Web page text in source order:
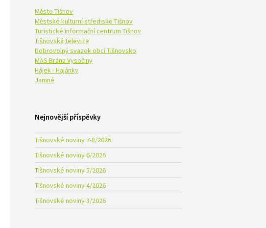
Město Tišnov
Městské kulturní středisko Tišnov
Turistické informační centrum Tišnov
Tišnovská televize
Dobrovolný svazek obcí Tišnovsko
MAS Brána Vysočiny
Hájek - Hajánky
Jamné
Nejnovější příspěvky
Tišnovské noviny 7-8/2026
Tišnovské noviny 6/2026
Tišnovské noviny 5/2026
Tišnovské noviny 4/2026
Tišnovské noviny 3/2026